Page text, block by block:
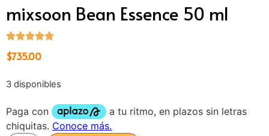
mixsoon Bean Essence 50 ml
$735.00
3 disponibles